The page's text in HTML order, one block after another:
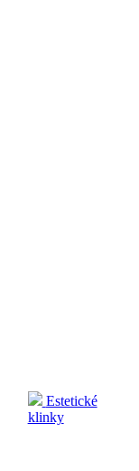
Estetické
klinky